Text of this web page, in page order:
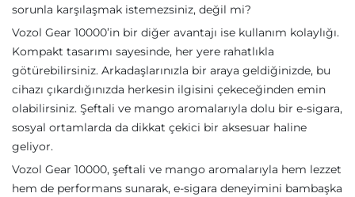
sorunla karşılaşmak istemezsiniz, değil mi?
Vozol Gear 10000’in bir diğer avantajı ise kullanım kolaylığı.
Kompakt tasarımı sayesinde, her yere rahatlıkla
götürebilirsiniz. Arkadaşlarınızla bir araya geldiğinizde, bu
cihazı çıkardığınızda herkesin ilgisini çekeceğinden emin
olabilirsiniz. Şeftali ve mango aromalarıyla dolu bir e-sigara,
sosyal ortamlarda da dikkat çekici bir aksesuar haline
geliyor.
Vozol Gear 10000, şeftali ve mango aromalarıyla hem lezzet
hem de performans sunarak, e-sigara deneyimini bambaşka